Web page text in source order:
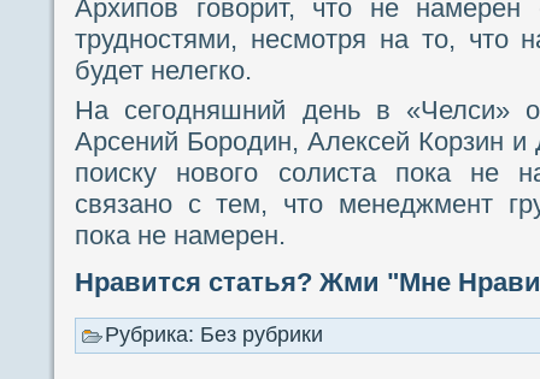
Архипов говорит, что не намерен
трудностями, несмотря на то, что
будет нелегко.
На сегодняшний день в «Челси»
Арсений Бородин, Алексей Корзин и
поиску нового солиста пока не
связано с тем, что менеджмент
пока не намерен.
Нравится статья? Жми "Мне
Рубрика: Без рубрики